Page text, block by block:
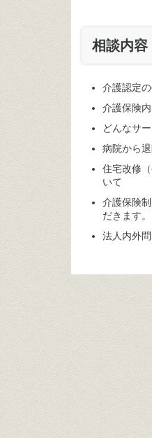
相談内容
介護認定
介護保険
どんなサ
病院から
住宅改修
いて
介護保険
だきます。
法人内外